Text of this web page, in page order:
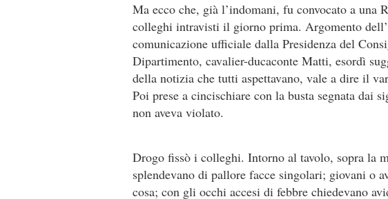
Ma ecco che, già l’indomani, fu convocato a una
colleghi intravisti il giorno prima. Argomento
comunicazione ufficiale dalla Presidenza del
Dipartimento, cavalier-ducaconte Matti, esordì
della notizia che tutti aspettavano, vale a dire il
Poi prese a cincischiare con la busta segnata dai
non aveva violato.
Drogo fissò i colleghi. Intorno al tavolo, sopra la
splendevano di pallore facce singolari; giovani o
cosa; con gli occhi accesi di febbre chiedevano